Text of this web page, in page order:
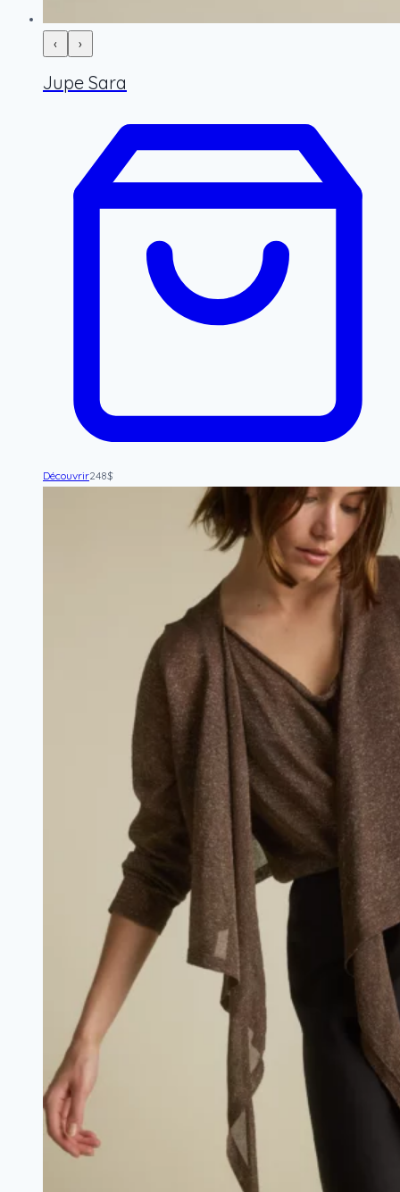
‹ ›
Jupe Sara
Découvrir248$